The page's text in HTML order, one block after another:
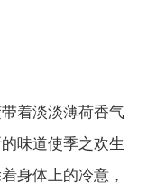
着淡淡薄荷香气
味道使季之欢生
身体上的冷意，